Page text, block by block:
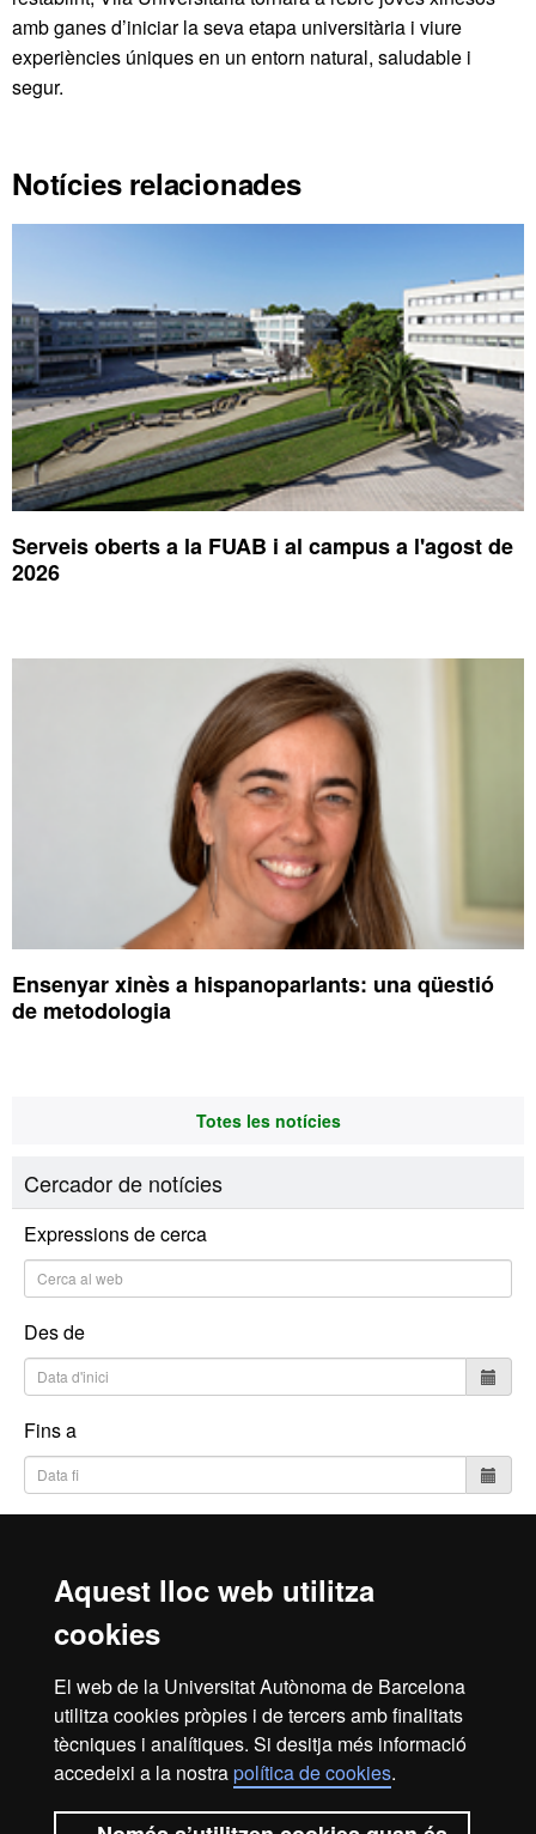
Aquest lloc web utilitza
cookies
El web de la Universitat Autònoma de Barcelona
utilitza cookies pròpies i de tercers amb finalitats
tècniques i analítiques. Si desitja més informació
accedeixi a la nostrapolítica de cookies.
amb ganes d’iniciar la seva etapa universitària i viure
experiències úniques en un entorn natural, saludable i
segur.
Notícies relacionades
Serveis oberts a la FUAB i al campus a l'agost de
2026
Ensenyar xinès a hispanoparlants: una qüestió
de metodologia
Totes les notícies
Cercador de notícies
Expressions de cerca
Des de
Fins a
Canal intern d'informació Protecció de dades
Sobre el web
Fundació UAB | Universitat Autònoma de Barcelona
La Fundació Universitat Autònoma de Barcelona és una